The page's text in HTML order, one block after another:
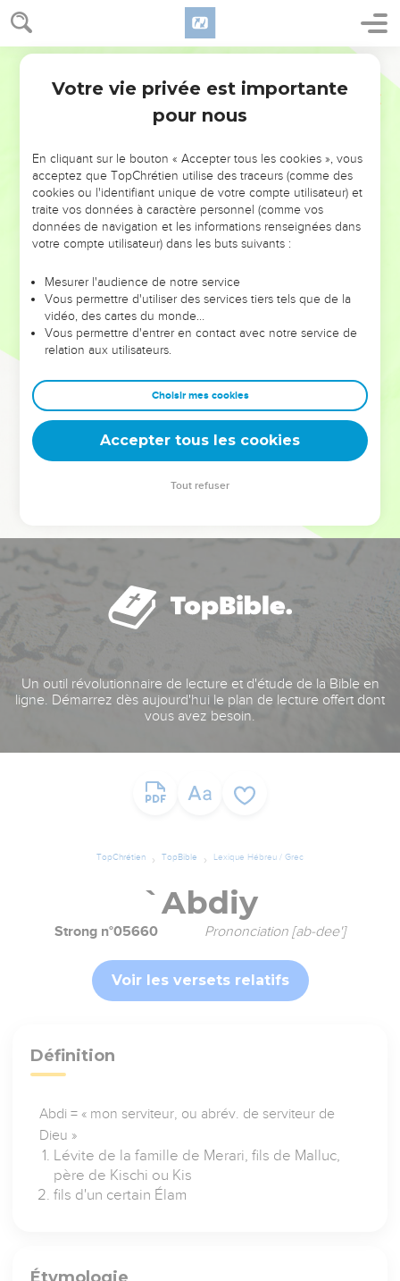
NE MANQUEZ PAS L’ÉVÉNEMENT
DE L’ANNÉE !
ET SI LEURS ERREURS POUVAIENT VOUS ÉVITER LES
VOTRES ?
leur foi ou leur vision. Mais on voit moins les doutes, les erreurs
et les saisons difficiles qu'ils ont traversés, alors même que ce
sont elles qui les ont façonnés.
Dans cette conférence, leaders, entrepreneurs, et responsables
clés pour avancer avec plus de sagesse afin que leurs erreurs
deviennent vos tremplins. Que vous guidiez un ministère, une
équipe, un groupe ou une famille, leur expérience est faite
Un outil révolutionnaire de lecture et d'étude de la Bible en
ligne. Démarrez dès aujourd'hui le plan de lecture offert dont
vous avez besoin.
TopChrétien TopBible Lexique Hébreu / Grec
`Abdiy
Strong n°05660 Prononciation [ab-dee']
Voir les versets relatifs
Définition
Abdi = « mon serviteur, ou abrév. de serviteur de
Dieu »
Lévite de la famille de Merari, fils de Malluc,
père de Kischi ou Kis
fils d'un certain Élam
Votre vie privée est importante
pour nous
En cliquant sur le bouton « Accepter tous les cookies », vous
acceptez que TopChrétien utilise des traceurs (comme des
cookies ou l'identifiant unique de votre compte utilisateur) et
traite vos données à caractère personnel (comme vos
données de navigation et les informations renseignées dans
votre compte utilisateur) dans les buts suivants :
Mesurer l'audience de notre service
Vous permettre d'utiliser des services tiers tels que de la
vidéo, des cartes du monde…
Vous permettre d'entrer en contact avec notre service de
relation aux utilisateurs.
Choisir mes cookies
Accepter tous les cookies
Tout refuser